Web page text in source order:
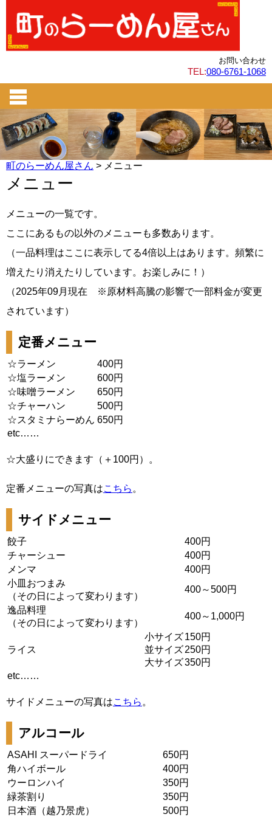
お問い合わせ
TEL:080-6761-1068
町のらーめん屋さん > メニュー
メニュー
メニューの一覧です。
ここにあるもの以外のメニューも多数あります。
（一品料理はここに表示してる4倍以上はあります。頻繁に
増えたり消えたりしています。お楽しみに！）
（2025年09月現在 ※原材料高騰の影響で一部料金が変更
されています）
定番メニュー
☆ラーメン
400円
☆塩ラーメン
600円
☆味噌ラーメン
650円
☆チャーハン
500円
☆スタミナらーめん 650円
etc……
☆大盛りにできます（＋100円）。
定番メニューの写真はこちら。
サイドメニュー
餃子
400円
チャーシュー
400円
メンマ
400円
小皿おつまみ
（その日によって変わります）
400～500円
逸品料理
（その日によって変わります）
400～1,000円
ライス
小サイズ
並サイズ
大サイズ
150円
250円
350円
etc……
サイドメニューの写真はこちら。
アルコール
ASAHI スーパードライ
650円
角ハイボール
400円
ウーロンハイ
350円
緑茶割り
350円
日本酒（越乃景虎）
500円